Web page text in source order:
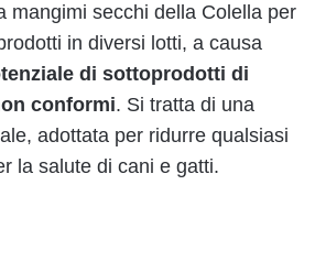
mangimi secchi della Colella per
in diversi lotti, a causa
di sottoprodotti di
conformi. Si tratta di una
adottata per ridurre qualsiasi
la salute di cani e gatti.